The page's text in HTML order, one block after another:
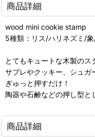
商品詳細
wood mini cookie stamp
5種類：リス/ハリネズミ/
とてもキュートな木製のス
サブレやクッキー、シュガ
ぎゅっと押すだけ！
陶器や石鹸などの押し型と
商品詳細